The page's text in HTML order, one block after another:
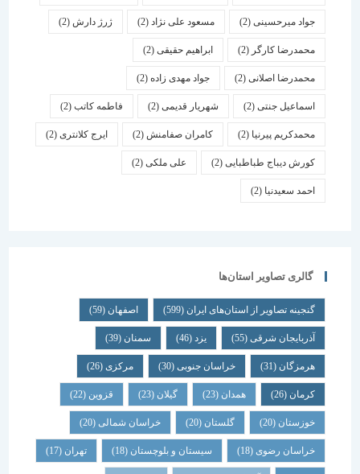
جواد میرحسینی (2) مسعود علی نژاد(2) ژرژ دارش (2)
محمدرضا کارگر(2) ابراهیم حقیقی(2)
محمدرضا اصلانی(2) جواد مهدی زاده(2)
اسماعیل جنتی(2) شهریار قدیمی(2) فاطمه کاتب(2)
محمدکریم پیرنیا (2) کامران صفامنش(2) ایرج کلانتری (2)
کورش دیباج طباطبایی(2) علی ملکی(2)
احمد سعیدنیا (2)
گالری تصاویر استان‌ها
گنجینه تصاویر از استان‌های ایران(599) اصفهان (59)
آذربایجان شرقی(55) یزد سمنان (39)
هرمزگان(31) خراسان جنوبی(30) مرکزی (26)
همدان گیلان قزوین
خوزستان(20) گلستان (20) خراسان شمالی(20)
خراسان رضوی(18) سیستان و بلوچستان(18) تهران